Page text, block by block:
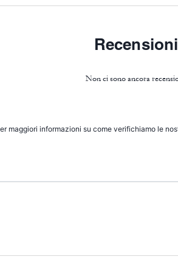
Recensioni
Non ci sono ancora
maggiori informazioni su come verifichiamo le